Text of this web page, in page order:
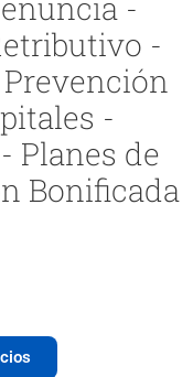
-
-
-
Planes de
Bonificada